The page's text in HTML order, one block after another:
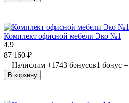
Комплект офисной мебели Эко №1
4.9
87 160 ₽
Начислим +1743 бонусов1 бонус
В корзину